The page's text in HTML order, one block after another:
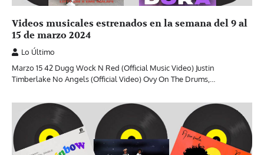
Videos musicales estrenados en la semana del 9 al
15 de marzo 2024
Lo Último
Marzo 15 42 Dugg Wock N Red (Official Music Video) Justin
Timberlake No Angels (Official Video) Ovy On The Drums,…